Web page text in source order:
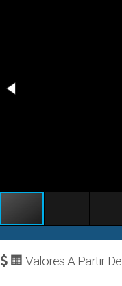
🏢 Valores A Partir De